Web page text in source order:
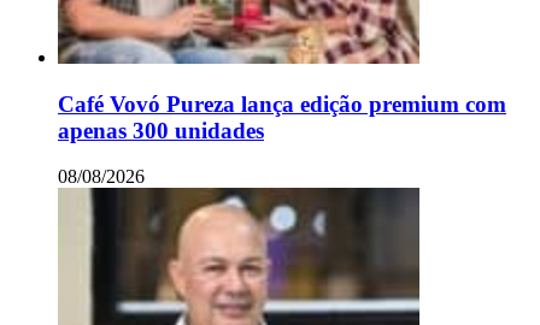
Café Vovó Pureza lança edição premium com
apenas 300 unidades
08/08/2026